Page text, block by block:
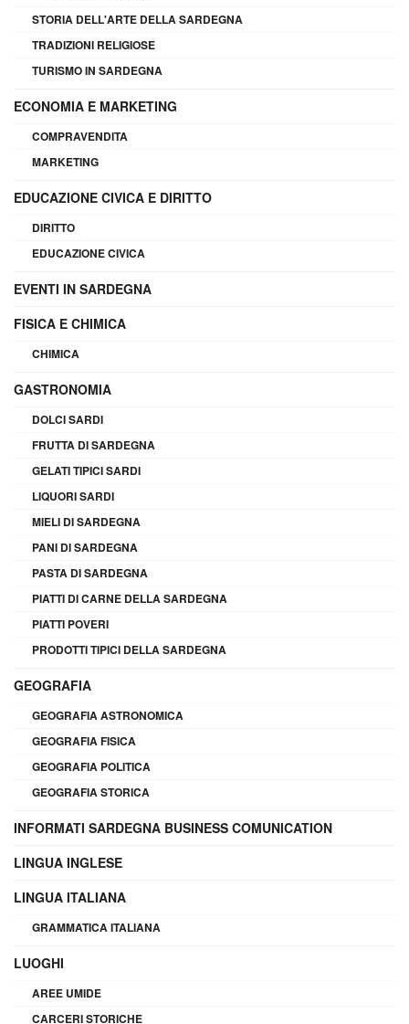
STORIA DELL'ARTE DELLA SARDEGNA
TRADIZIONI RELIGIOSE
TURISMO IN SARDEGNA
ECONOMIA E MARKETING
COMPRAVENDITA
MARKETING
EDUCAZIONE CIVICA E DIRITTO
DIRITTO
EDUCAZIONE CIVICA
EVENTI IN SARDEGNA
FISICA E CHIMICA
CHIMICA
GASTRONOMIA
DOLCI SARDI
FRUTTA DI SARDEGNA
GELATI TIPICI SARDI
LIQUORI SARDI
MIELI DI SARDEGNA
PANI DI SARDEGNA
PASTA DI SARDEGNA
PIATTI DI CARNE DELLA SARDEGNA
PIATTI POVERI
PRODOTTI TIPICI DELLA SARDEGNA
GEOGRAFIA
GEOGRAFIA ASTRONOMICA
GEOGRAFIA FISICA
GEOGRAFIA POLITICA
GEOGRAFIA STORICA
INFORMATI SARDEGNA BUSINESS COMUNICATION
LINGUA INGLESE
LINGUA ITALIANA
GRAMMATICA ITALIANA
LUOGHI
AREE UMIDE
CARCERI STORICHE